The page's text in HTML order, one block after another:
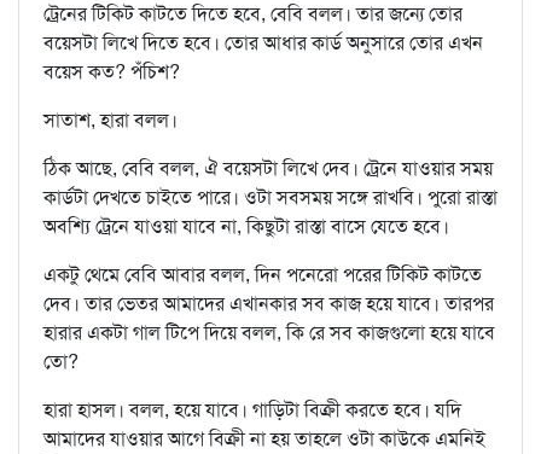
ট্রেনের টিকিট কাটতে দিতে হবে, বেবি বলল। তার জন্যে তোর
বয়েসটা লিখে দিতে হবে। তোর আধার কার্ড অনুসারে তোর এখন
বয়েস কত? পঁচিশ?
সাতাশ, হারা বলল।
ঠিক আছে, বেবি বলল, ঐ বয়েসটা লিখে দেব। ট্রেনে যাওয়ার সময়
কার্ডটা দেখতে চাইতে পারে। ওটা সবসময় সঙ্গে রাখবি। পুরো রাস্তা
অবশ্যি ট্রেনে যাওয়া যাবে না, কিছুটা রাস্তা বাসে যেতে হবে।
একটু থেমে বেবি আবার বলল, দিন পনেরো পরের টিকিট কাটতে
দেব। তার ভেতর আমাদের এখানকার সব কাজ হয়ে যাবে। তারপর
হারার একটা গাল টিপে দিয়ে বলল, কি রে সব কাজগুলো হয়ে যাবে
তো?
হারা হাসল। বলল, হয়ে যাবে। গাড়িটা বিক্রী করতে হবে। যদি
আমাদের যাওয়ার আগে বিক্রী না হয় তাহলে ওটা কাউকে এমনিই